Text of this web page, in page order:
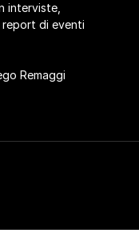
interviste,
di eventi
Remaggi